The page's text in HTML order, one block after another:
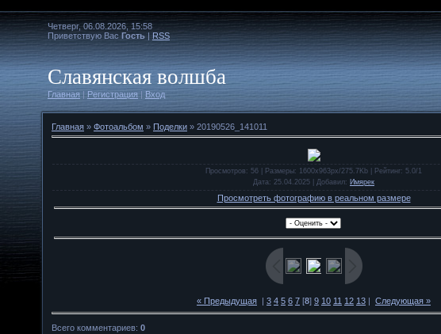
Четверг, 06.08.2026, 15:58
Приветствую Вас Гость | RSS
Славянская волшба
Главная | Регистрация | Вход
Главная » Фотоальбом » Поделки » 20190526_141011
Просмотров : 56 | Размеры: 1600x963px/275.7Kb | Рейтинг: 5.0/1
Дата : 25.04.2025 | Добавил: Имярек
Просмотреть фотографию в реальном размере
« Предыдущая | 3 4 5 6 7 [8] 9 10 11 12 13 | Следующая »
Всего комментариев: 0